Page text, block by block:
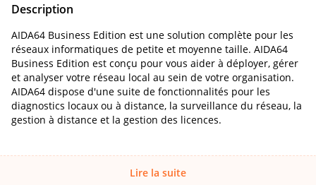
Description
AIDA64 Business Edition est une solution complète pour les
réseaux informatiques de petite et moyenne taille. AIDA64
Business Edition est conçu pour vous aider à déployer, gérer
et analyser votre réseau local au sein de votre organisation.
AIDA64 dispose d'une suite de fonctionnalités pour les
diagnostics locaux ou à distance, la surveillance du réseau, la
gestion à distance et la gestion des licences.
Lire la suite